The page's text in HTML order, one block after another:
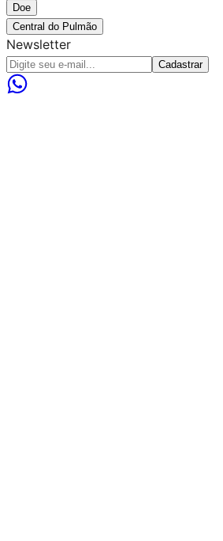
Doe
Central do Pulmão
Newsletter
Cadastrar